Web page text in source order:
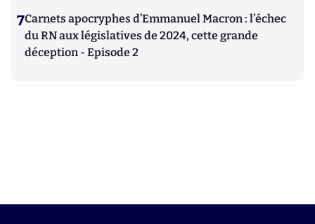
7Carnets apocryphes d’Emmanuel Macron : l’échec
du RN aux législatives de 2024, cette grande
déception - Episode 2